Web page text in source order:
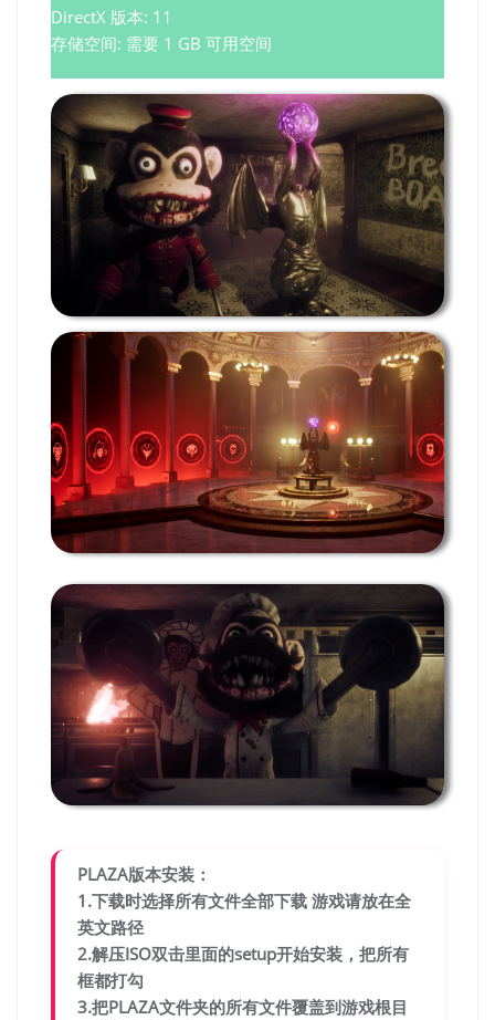
DirectX 版本: 11
存储空间: 需要 1 GB 可用空间
PLAZA版本安装：
1.下载时选择所有文件全部下载 游戏请放在全
英文路径
2.解压ISO双击里面的setup开始安装，把所有
框都打勾
3.把PLAZA文件夹的所有文件覆盖到游戏根目